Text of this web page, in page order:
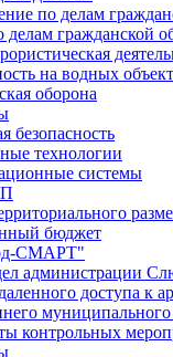
по делам
делам гражданской
на водных
оборона
безопасность
технологии
системы
бюджет
СМАРТ"
администрации
доступа к
контрольных